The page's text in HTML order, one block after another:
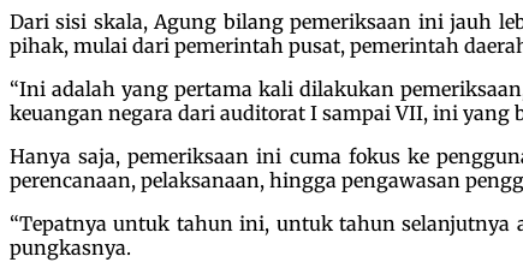
Dari sisi skala, Agung bilang pemeriksaan ini jauh
pihak, mulai dari pemerintah pusat, pemerintah
“Ini adalah yang pertama kali dilakukan
keuangan negara dari auditorat I sampai VII, ini yang
Hanya saja, pemeriksaan ini cuma fokus ke
perencanaan, pelaksanaan, hingga pengawasan
“Tepatnya untuk tahun ini, untuk tahun
pungkasnya.